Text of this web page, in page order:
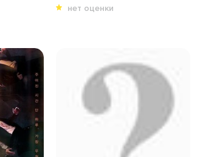
нет оценки